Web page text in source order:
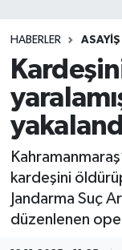
HABERLER ASAYİŞ
kardeşini
Jandarma Suç
düzenlenen